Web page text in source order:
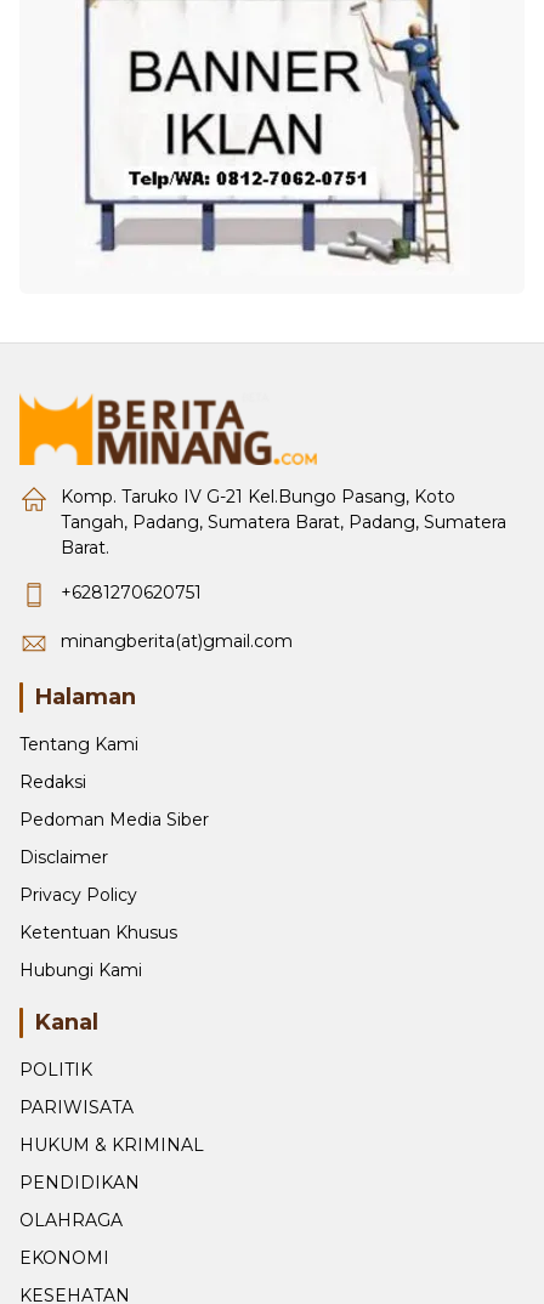
Komp. Taruko IV G-21 Kel.Bungo Pasang, Koto
Tangah, Padang, Sumatera Barat, Padang, Sumatera
Barat.
+6281270620751
minangberita(at)gmail.com
Halaman
Tentang Kami
Redaksi
Pedoman Media Siber
Disclaimer
Privacy Policy
Ketentuan Khusus
Hubungi Kami
Kanal
POLITIK
PARIWISATA
HUKUM & KRIMINAL
PENDIDIKAN
OLAHRAGA
EKONOMI
KESEHATAN